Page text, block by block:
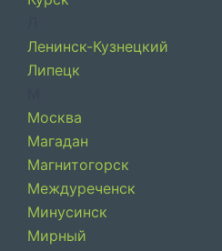
Ленинск-Кузнецкий
Липецк
Москва
Магадан
Магнитогорск
Междуреченск
Минусинск
Мирный